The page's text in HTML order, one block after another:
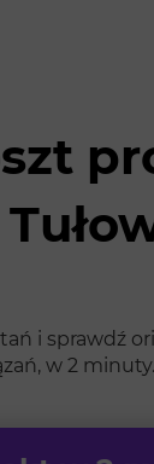
i sprawdź
w 2 minuty.